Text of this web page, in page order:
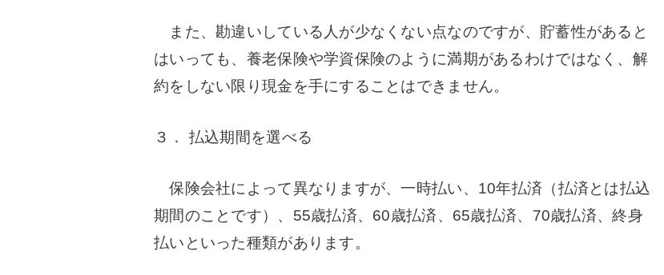
また、勘違いしている人が少なくない点なのですが、貯蓄性があると
はいっても、養老保険や学資保険のように満期があるわけではなく、解
約をしない限り現金を手にすることはできません。
３． 払込期間を選べる
保険会社によって異なりますが、一時払い、10年払済（払済とは払込
期間のことです）、55歳払済、60歳払済、65歳払済、70歳払済、終身
払いといった種類があります。